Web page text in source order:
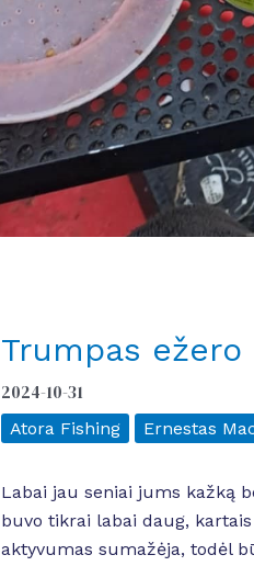
Trumpas
2024-10-31
Atora Fishing Ernestas
Labai jau seniai jums kažką
buvo tikrai labai daug,
aktyvumas sumažėja, todėl